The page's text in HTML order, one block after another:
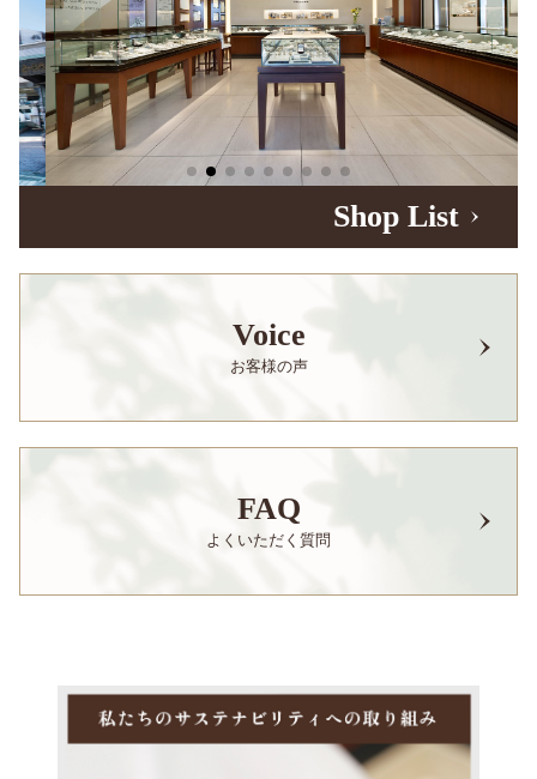
Shop List
Voice
お客様の声
FAQ
よくいただく質問